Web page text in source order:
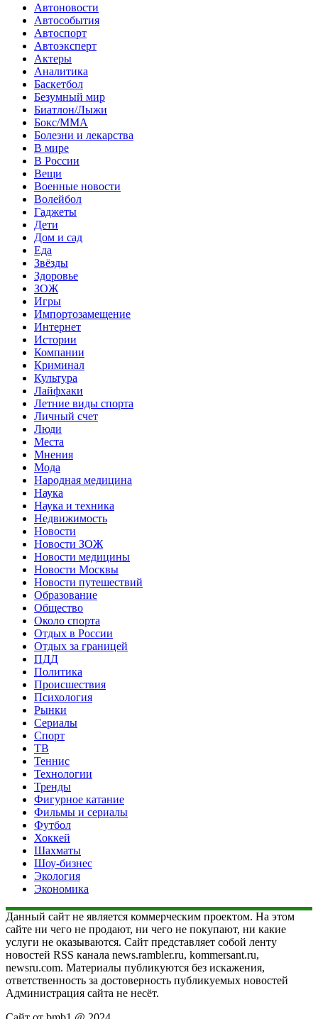
Автоновости
Автособытия
Автоспорт
Автоэксперт
Актеры
Аналитика
Баскетбол
Безумный мир
Биатлон/Лыжи
Бокс/MMA
Болезни и лекарства
В мире
В России
Вещи
Военные новости
Волейбол
Гаджеты
Дети
Дом и сад
Еда
Звёзды
Здоровье
ЗОЖ
Игры
Импортозамещение
Интернет
Истории
Компании
Криминал
Культура
Лайфхаки
Летние виды спорта
Личный счет
Люди
Места
Мнения
Мода
Народная медицина
Наука
Наука и техника
Недвижимость
Новости
Новости ЗОЖ
Новости медицины
Новости Москвы
Новости путешествий
Образование
Общество
Около спорта
Отдых в России
Отдых за границей
ПДД
Политика
Происшествия
Психология
Рынки
Сериалы
Спорт
ТВ
Теннис
Технологии
Тренды
Фигурное катание
Фильмы и сериалы
Футбол
Хоккей
Шахматы
Шоу-бизнес
Экология
Экономика
Данный сайт не является коммерческим проектом. На этом
сайте ни чего не продают, ни чего не покупают, ни какие
услуги не оказываются. Сайт представляет собой ленту
новостей RSS канала news.rambler.ru, kommersant.ru,
newsru.com. Материалы публикуются без искажения,
ответственность за достоверность публикуемых новостей
Администрация сайта не несёт.